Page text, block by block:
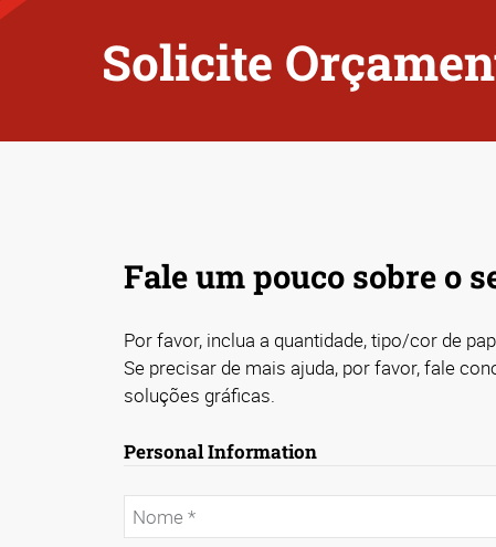
Solicite
Fale um pouco sobre o
Por favor, inclua a quantidade, tipo/cor de
Se precisar de mais ajuda, por favor, fale
soluções gráficas.
Personal Information